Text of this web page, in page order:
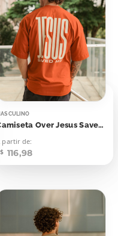
Camiseta Over Jesus Saved Me
partir de:
116,98